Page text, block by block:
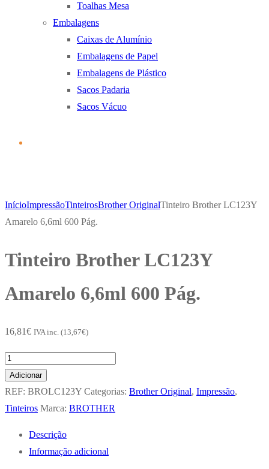
Toalhas Mesa
Embalagens
Caixas de Alumínio
Embalagens de Papel
Embalagens de Plástico
Sacos Padaria
Sacos Vácuo
InícioImpressãoTinteirosBrother OriginalTinteiro Brother LC123Y
Amarelo 6,6ml 600 Pág.
Tinteiro Brother LC123Y
Amarelo 6,6ml 600 Pág.
16,81€ IVA inc. (13,67€)
Quantidade
de
Tinteiro
Brother
Amarelo
Adicionar
REF: BROLC123Y Categorias: Brother Original, Impressão,
Tinteiros Marca: BROTHER
Descrição
Informação adicional